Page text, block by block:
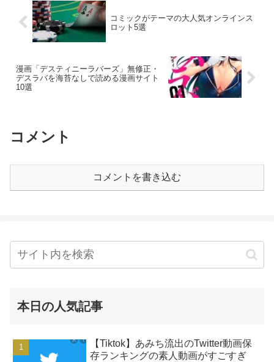
コミックがテーマの大人気オンラインス
ロット5選
漫画「デスティニーラバーズ」無修正・
デスラバを海苔なしで読める漫画サイト
10選
コメント
コメントを書き込む
本日の人気記事
【Tiktok】あみち流出のTwitter動画保
存ランキングの素人動画がすごすぎ